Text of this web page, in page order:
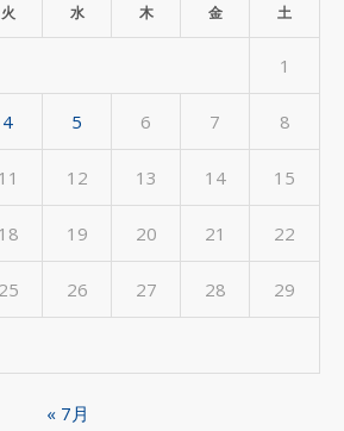
火 水 木 金 土
1
4 5 6 7 8
11 12 13 14 15
18 19 20 21 22
25 26 27 28 29
« 7月